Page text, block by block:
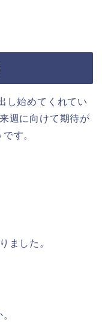
し始めてくれてい
週に向けて期待が
す。
ました。